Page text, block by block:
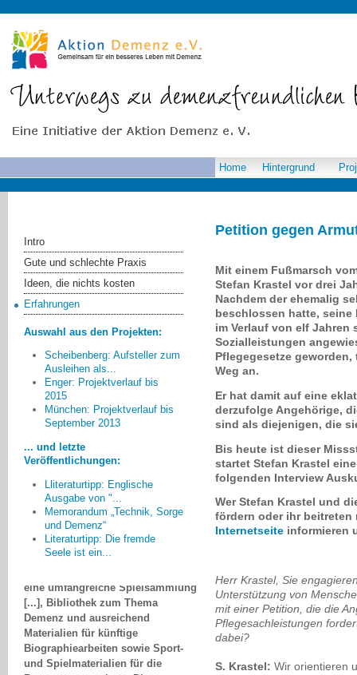
Petition gegen
Mit einem Fußmarsch
Stefan Krastel vor drei
Nachdem der ehemalig
beschlossen hatte, seine
im Verlauf von elf Jahren
Sozialleistungen
Pflegegesetze
Weg an.
Er hat damit auf eine
derzufolge Angehörige,
sind als diejenigen, die
Bis heute ist dieser
startet Stefan Krastel
folgenden Interview
Wer Stefan Krastel und
fördern oder ihr beitreten
Internetseite informieren
Herr Krastel, Sie
Unterstützung von
mit einer Petition, die die
Pflegesachleistungen
dabei?
S. Krastel: Wir orientieren
Home Hintergrund
Intro
Gute und schlechte Praxis
Ideen, die nichts kosten
Erfahrungen
Auswahl aus den Projekten:
Scheibenberg: Aufsteller zum
Ausleihen als...
Enger: Projektverlauf bis
2015
München: Projektverlauf bis
September 2013
... und letzte
Veröffentlichungen:
Lliteraturtipp: Englische
Ausgabe von "...
Memorandum „Technik, Sorge
und Demenz“
Literaturtipp: Die fremde
Seele ist ein...
[Anlässlich der
Veranstaltungen zum Thema
Demenz] ... wurde die Grundidee,
die Gemeinden mit entsprechenden
Materialien auszustatten,
dahingehend geändert, eine mobile
bedarfsorientiert von den
Veranstaltern beim
Pflegestützpunkt ausgeliehen
werden kann: Geschirr für größere
Veranstaltungen, Bastelmaterialien,
Demenz und ausreichend
Materialien für künftige
Biographiearbeiten sowie Sport-
und Spielmaterialien für die
Bewegungsangebote. Diese